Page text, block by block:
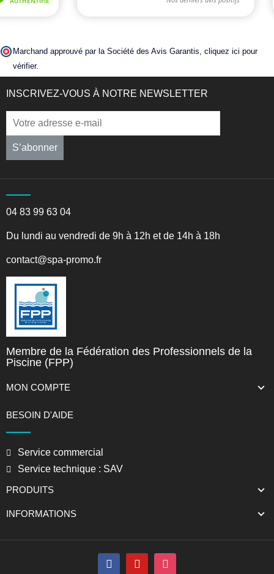
Marchand approuvé par la Société des Avis Garantis, cliquez ici pour
vérifier.
INSCRIVEZ-VOUS À NOTRE NEWSLETTER
S’abonner
04 83 99 63 04
Du lundi au vendredi de 9h à 12h et de 14h à 18h
contact@spa-promo.fr
Membre de la Fédération des Professionnels de la
Piscine (FPP)
MON COMPTE
BESOIN D'AIDE
Service commercial
Service technique : SAV
PRODUITS
INFORMATIONS